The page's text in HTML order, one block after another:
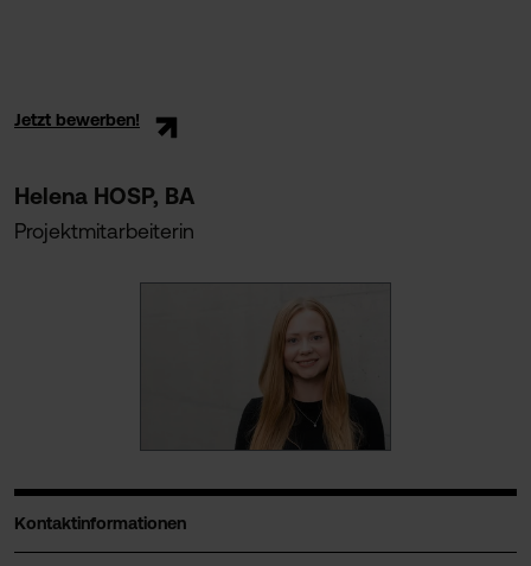
Jetzt bewerben!
Helena HOSP, BA
Projektmitarbeiterin
Kontaktinformationen